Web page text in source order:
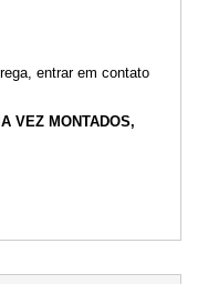
entrar em contato
VEZ MONTADOS,